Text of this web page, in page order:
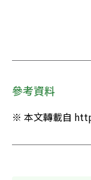
參考資料
※ 本文轉載自